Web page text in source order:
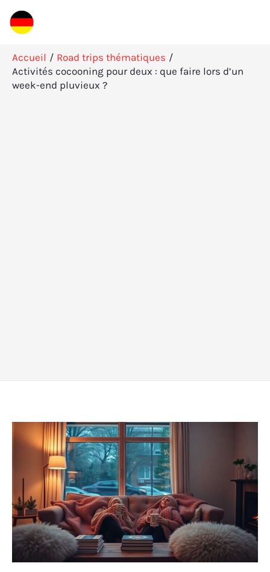
Aller
au
Accueil
Road trips thématiques
Activités cocooning pour deux : que faire lors d’un
week-end pluvieux ?
Rechercher